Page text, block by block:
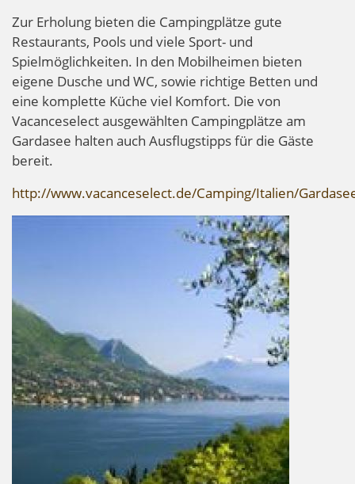
Zur Erholung bieten die Campingplätze gute
Restaurants, Pools und viele Sport- und
Spielmöglichkeiten. In den Mobilheimen bieten
eigene Dusche und WC, sowie richtige Betten und
eine komplette Küche viel Komfort. Die von
Vacanceselect ausgewählten Campingplätze am
Gardasee halten auch Ausflugstipps für die Gäste
bereit.
http://www.vacanceselect.de/Camping/Italien/